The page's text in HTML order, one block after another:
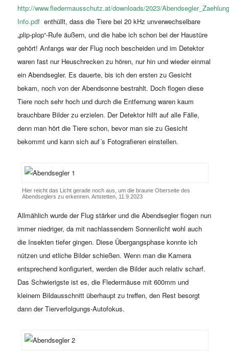
http://www.fledermausschutz.at/downloads/2023/
Info.pdf enthüllt, dass die Tiere bei 20 kHz unverwechselbare
„plip-plop“-Rufe äußern, und die habe ich schon bei der Haustüre
gehört! Anfangs war der Flug noch bescheiden und im Detektor
waren fast nur Heuschrecken zu hören, nur hin und wieder einmal
ein Abendsegler. Es dauerte, bis ich den ersten zu Gesicht
bekam, noch von der Abendsonne bestrahlt. Doch flogen diese
Tiere noch sehr hoch und durch die Entfernung waren kaum
brauchbare Bilder zu erzielen. Der Detektor hilft auf alle Fälle,
denn man hört die Tiere schon, bevor man sie zu Gesicht
bekommt und kann sich auf´s Fotografieren einstellen.
Hier reicht das Licht gerade noch aus, um die braune Oberseite des
Abendseglers zu erkennen. Artstetten, 11.9.2023
Allmählich wurde der Flug stärker und die Abendsegler flogen nun
immer niedriger, da mit nachlassendem Sonnenlicht wohl auch
die Insekten tiefer gingen. Diese Übergangsphase konnte ich
nützen und etliche Bilder schießen. Wenn man die Kamera
entsprechend konfiguriert, werden die Bilder auch relativ scharf.
Das Schwierigste ist es, die Fledermäuse mit 600mm und
kleinem Bildausschnitt überhaupt zu treffen, den Rest besorgt
dann der Tierverfolgungs-Autofokus.